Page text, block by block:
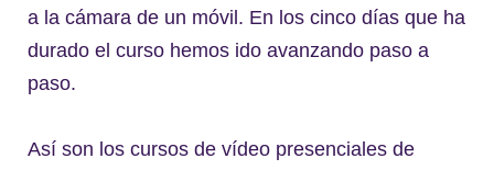
a la cámara de un móvil. En los cinco días que ha
durado el curso hemos ido avanzando paso a
paso.
Así son los cursos de vídeo presenciales de